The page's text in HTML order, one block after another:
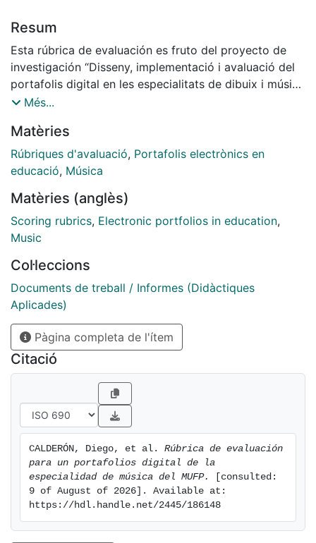
Resum
Esta rúbrica de evaluación es fruto del proyecto de
investigación “Disseny, implementació i avaluació del
portafolis digital en les especialitats de dibuix i música
del Màster de Formació del Professorat de Secundària
Ensenyament d'Idiomes” (2020 ARMIF 00011).
Més...
Matèries
Rúbriques d'avaluació, Portafolis electrònics en
educació, Música
Matèries (anglès)
Scoring rubrics, Electronic portfolios in education,
Music
Col·leccions
Documents de treball / Informes (Didàctiques
Aplicades)
Pàgina completa de l'ítem
Citació
CALDERÓN, Diego, et al. Rúbrica de evaluación
para un portafolios digital de la
especialidad de música del MUFP.
[consulted:
9 of August of 2026]. Available at:
https://hdl.handle.net/2445/186148